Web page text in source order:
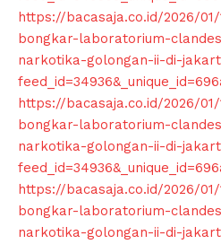
https://bacasaja.co.id/2026/
bongkar-laboratorium-
narkotika-golongan-ii-di-
https://bacasaja.co.id/2026/
bongkar-laboratorium-
narkotika-golongan-ii-di-
https://bacasaja.co.id/2026/
bongkar-laboratorium-
narkotika-golongan-ii-di-